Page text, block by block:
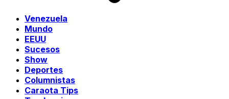
Venezuela
Mundo
EEUU
Sucesos
Show
Deportes
Columnistas
Caraota Tips